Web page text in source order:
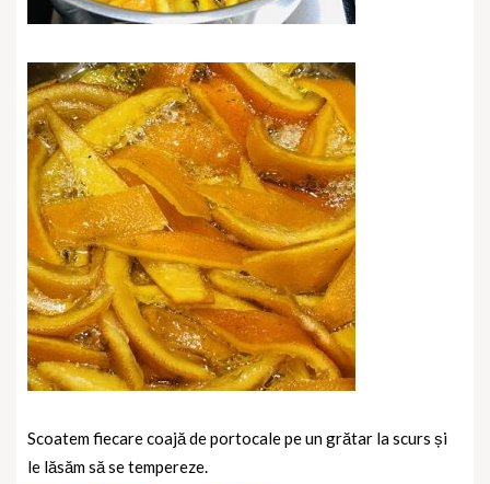
Scoatem fiecare coajă de portocale pe un grătar la scurs și
le lăsăm să se tempereze.